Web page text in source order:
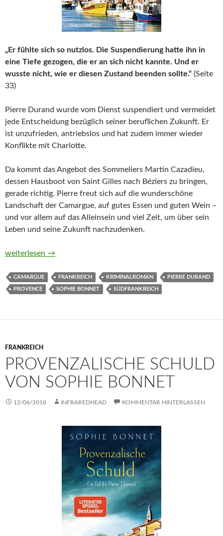
„Er fühlte sich so nutzlos. Die Suspendierung hatte ihn in
eine Tiefe gezogen, die er an sich nicht kannte. Und er
wusste nicht, wie er diesen Zustand beenden sollte.“ (Seite
33)
Pierre Durand wurde vom Dienst suspendiert und vermeidet
jede Entscheidung bezüglich seiner beruflichen Zukunft. Er
ist unzufrieden, antriebslos und hat zudem immer wieder
Konflikte mit Charlotte.
Da kommt das Angebot des Sommeliers Martin Cazadieu,
dessen Hausboot von Saint Gilles nach Béziers zu bringen,
gerade richtig. Pierre freut sich auf die wunderschöne
Landschaft der Camargue, auf gutes Essen und guten Wein –
und vor allem auf das Alleinsein und viel Zeit, um über sein
Leben und seine Zukunft nachzudenken.
Provenzalischer Stolz von Sophie Bonnet
weiterlesen →
CAMARGUE FRANKREICH KRIMINALROMAN PIERRE DURAND
PROVENCE SOPHIE BONNET SÜDFRANKREICH
FRANKREICH
PROVENZALISCHE SCHULD
VON SOPHIE BONNET
12/06/2018 INFRAREDHEAD KOMMENTAR HINTERLASSEN